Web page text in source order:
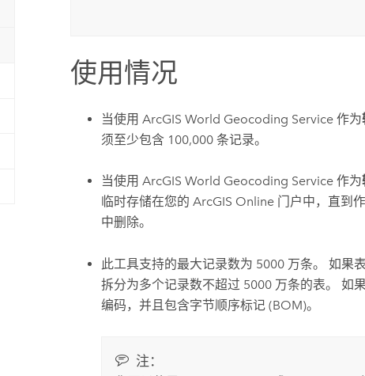
使用情况
当使用 ArcGIS World Geocoding Service作为
须至少包含 100,000 条记录。
当使用 ArcGIS World Geocoding Service作为
临时存储在您的 ArcGIS Online门户中，直到
中删除。
此工具支持的最大记录数为 5000 万条。 如果
拆分为多个记录数不超过 5000 万条的表。 如
编码，并且包含字节顺序标记 (BOM)。
注：